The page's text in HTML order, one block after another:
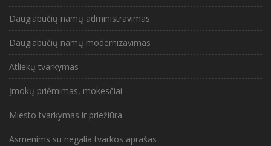
Daugiabučių namų administravimas
Daugiabučių namų modernizavimas
Atliekų tvarkymas
Įmokų priėmimas, mokesčiai
Miesto tvarkymas ir priežiūra
Asmenims su negalia tvarkos aprašas